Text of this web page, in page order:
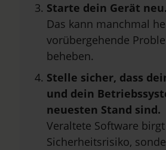
Starte dein Gerät neu.
Das kann manchmal
vorübergehende
beheben.
Stelle sicher, dass
und dein
neuesten Stand sind.
Veraltete Software
Sicherheitsrisiko,